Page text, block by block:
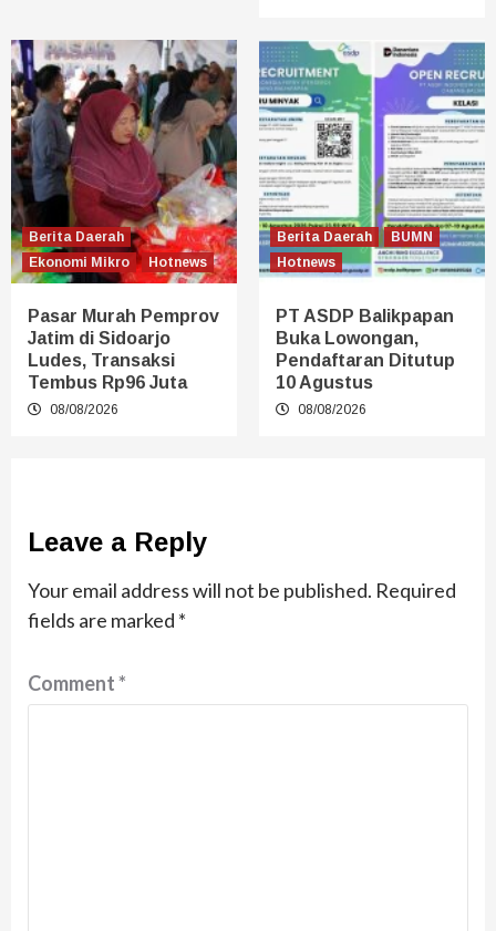
Berita Daerah
Ekonomi Mikro
Hotnews
Pasar Murah Pemprov
Jatim di Sidoarjo
Ludes, Transaksi
Tembus Rp96 Juta
08/08/2026
Berita Daerah
BUMN
Hotnews
PT ASDP Balikpapan
Buka Lowongan,
Pendaftaran Ditutup
10 Agustus
08/08/2026
Leave a Reply
Your email address will not be published. Required
fields are marked *
Comment*